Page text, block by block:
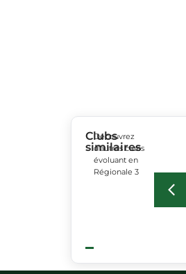
Clubs
similaires
Découvrez
d’autres clubs
évoluant en
Régionale 3